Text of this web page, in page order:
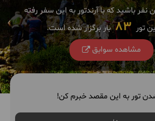
نفر باشید که با آرندتور به این سفر رفته
تور 83 بار برگزار شده است.
مشاهده سوابق
تور به این مقصد خبرم کن!